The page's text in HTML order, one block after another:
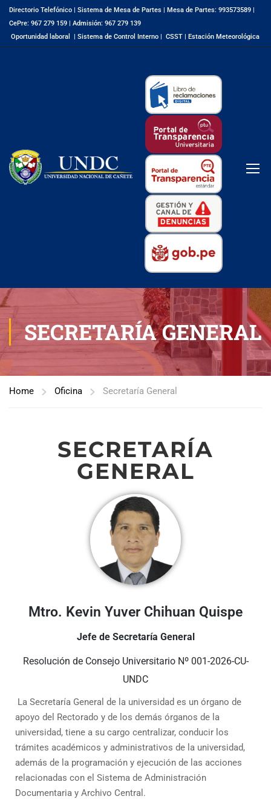
Directorio Telefónico | Sistema de Mesa de Partes | Mesa de Partes: 993573589 |
CePre: 967 279 159 | Admisión: 967 279 139
Oportunidad laboral
| Sistema de Control Interno | CSST | Estación Meteorológica
SECRETARÍA GENERAL
Home Oficina Secretaría General
SECRETARÍA
GENERAL
Mtro. Kevin Yuver Chihuan Quispe
Jefe de Secretaría General
Resolución de Consejo Universitario Nº 001-2026-CU-
UNDC
La Secretaría General de la universidad es un órgano de
apoyo del Rectorado y de los demás órganos de la
universidad, tiene a su cargo centralizar, conducir los
trámites académicos y administrativos de la universidad,
además de la programación y ejecución de las acciones
relacionadas con el Sistema de Administración
Documentaria y Archivo Central.